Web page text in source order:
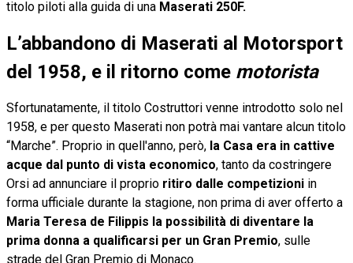
titolo piloti alla guida di una Maserati 250F.
L’abbandono di Maserati al Motorsport
del 1958, e il ritorno come motorista
Sfortunatamente, il titolo Costruttori venne introdotto solo nel
1958, e per questo Maserati non potrà mai vantare alcun titolo
“Marche”. Proprio in quell'anno, però, la Casa era in cattive
acque dal punto di vista economico, tanto da costringere
Orsi ad annunciare il proprio ritiro dalle competizioni in
forma ufficiale durante la stagione, non prima di aver offerto a
Maria Teresa de Filippis la possibilità di diventare la
prima donna a qualificarsi per un Gran Premio, sulle
strade del Gran Premio di Monaco.